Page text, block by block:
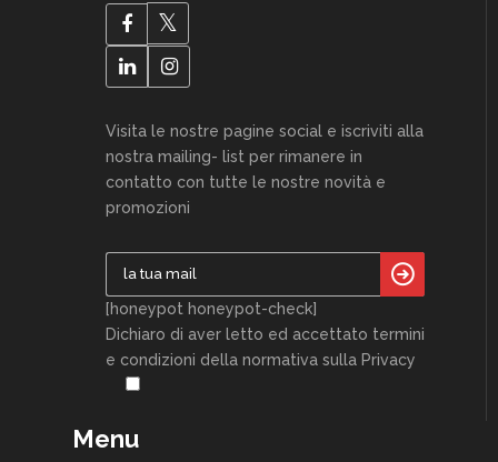
Visita le nostre pagine social e iscriviti alla
nostra mailing- list per rimanere in
contatto con tutte le nostre novità e
promozioni
[honeypot honeypot-check]
Dichiaro di aver letto ed accettato termini
e condizioni della normativa sulla Privacy
Menu